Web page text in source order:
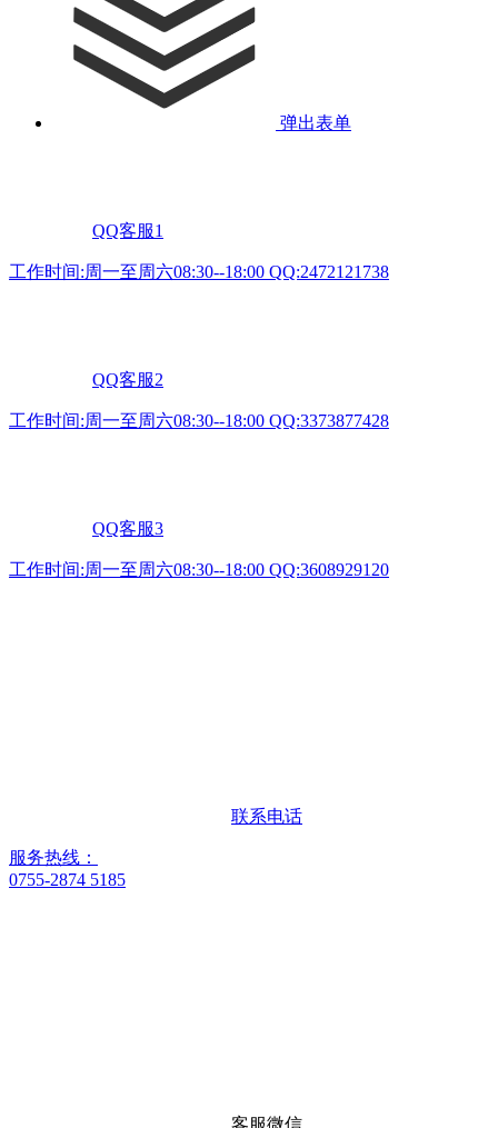
弹出表单
QQ客服1
工作时间:周一至周六08:30--18:00 QQ:2472121738
QQ客服2
工作时间:周一至周六08:30--18:00 QQ:3373877428
QQ客服3
工作时间:周一至周六08:30--18:00 QQ:3608929120
联系电话
服务热线：
0755-2874 5185
客服微信